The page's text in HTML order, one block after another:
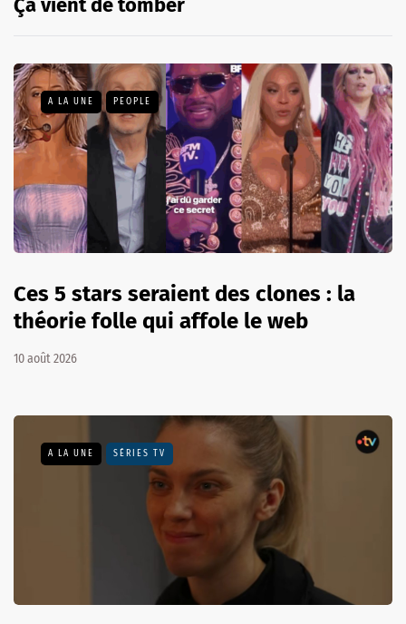
A LA UNE PEOPLE
Ces 5 stars seraient des clones : la
théorie folle qui affole le web
10 août 2026
A LA UNE SÉRIES TV